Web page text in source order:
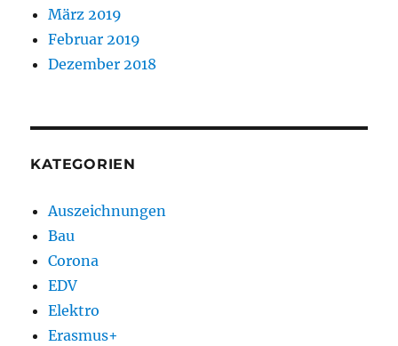
März 2019
Februar 2019
Dezember 2018
KATEGORIEN
Auszeichnungen
Bau
Corona
EDV
Elektro
Erasmus+